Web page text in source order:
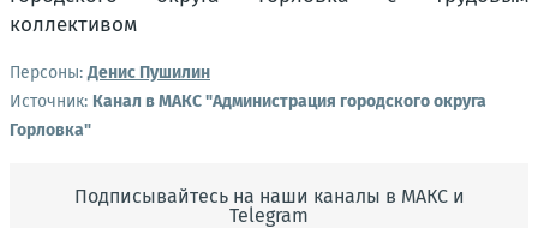
Персоны: Денис Пушилин
Источник: Канал в МАКС "Администрация городского округа
Горловка"
Подписывайтесь на наши каналы в МАКС и
Telegram